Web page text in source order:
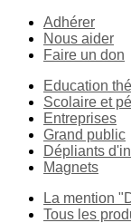
Adhérer
Nous aider
Faire un don
Education
Scolaire et
Entreprises
Grand public
Dépliants
Magnets
La mention
Tous les